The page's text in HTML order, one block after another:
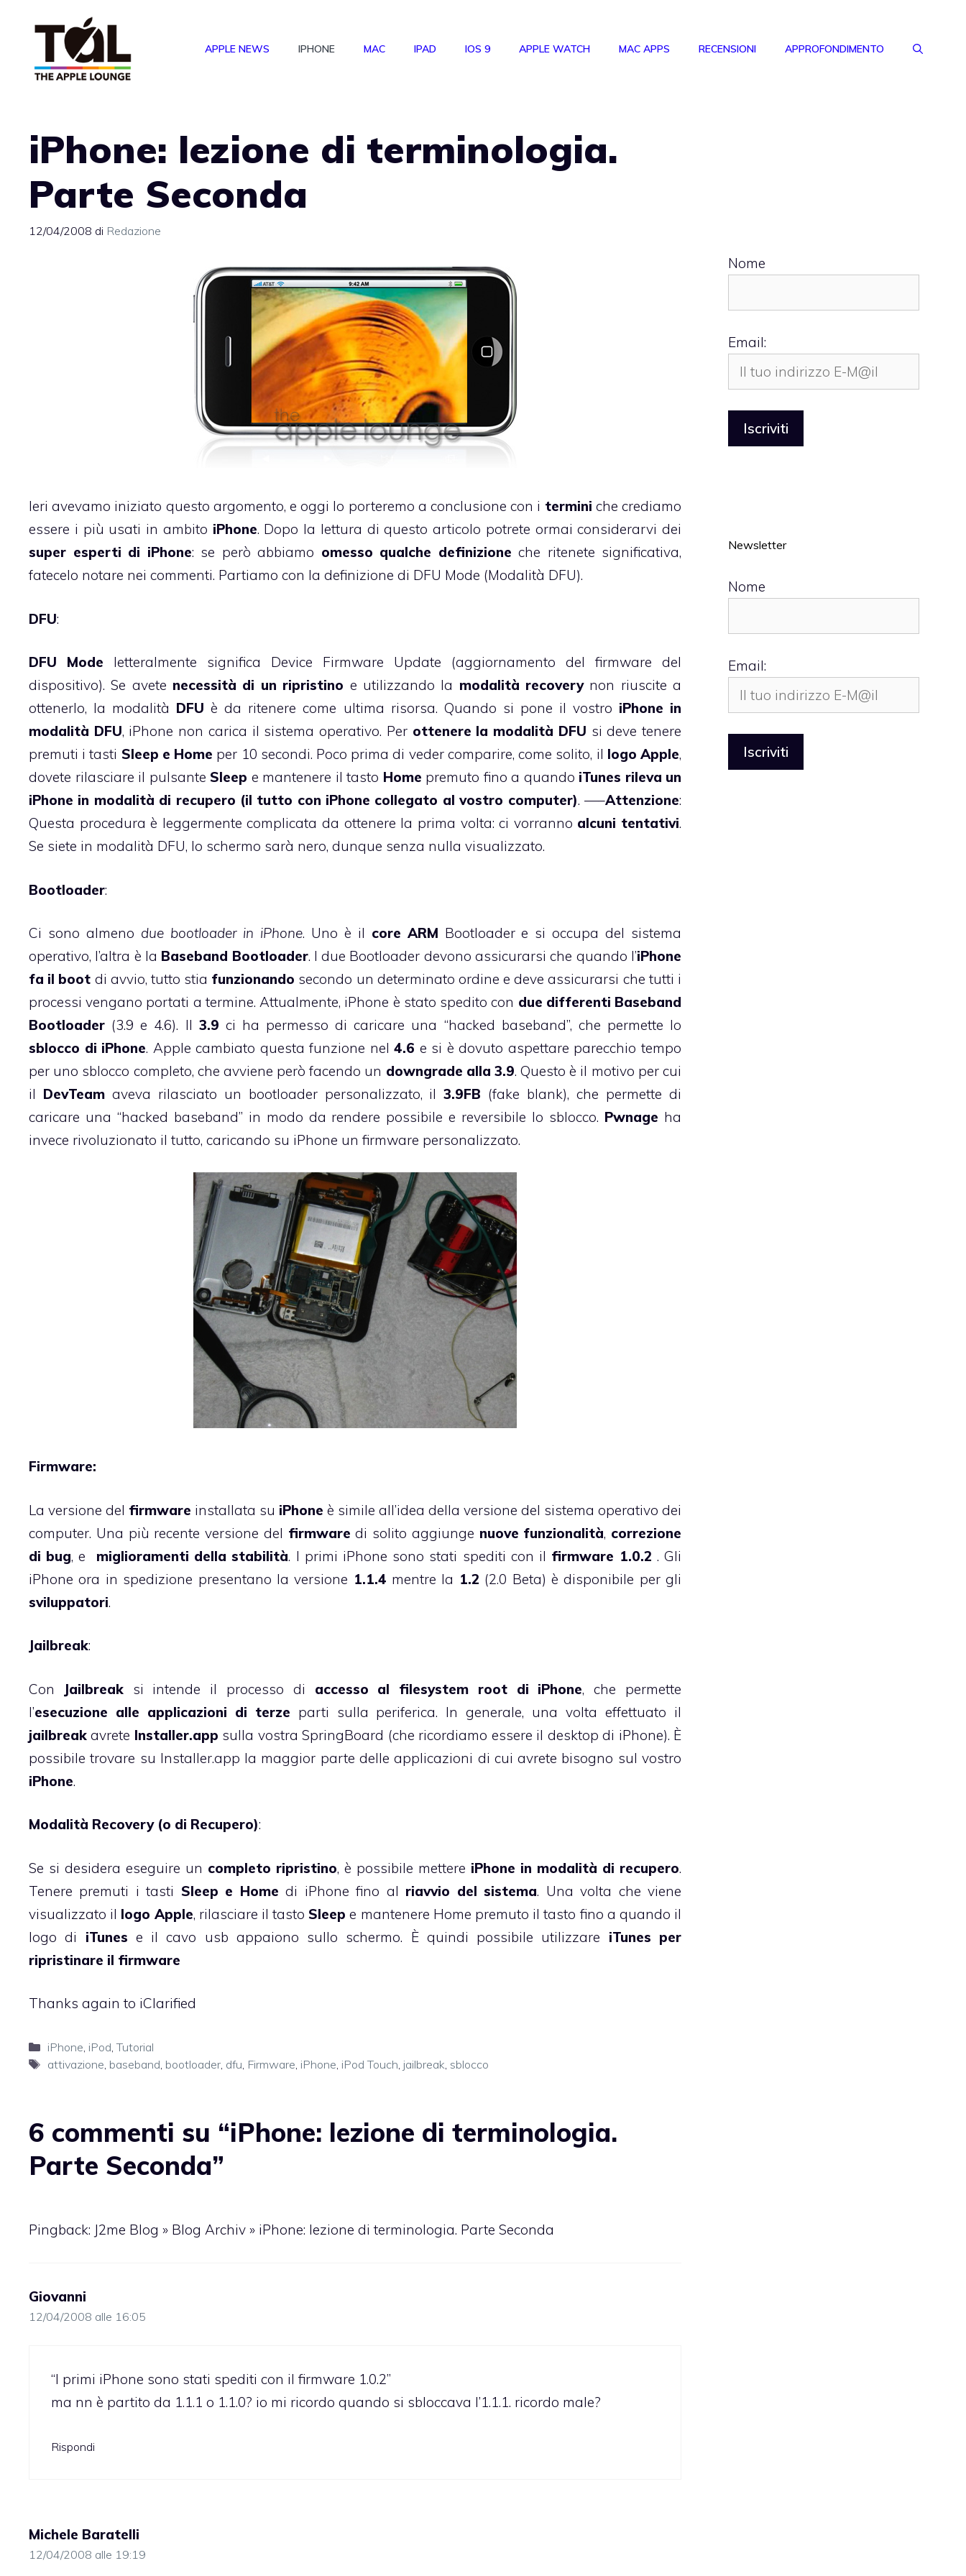
APPLE NEWS IPHONE MAC IPAD IOS 9 APPLE WATCH MAC APPS RECENSIONI APPROFONDIMENTO
iPhone: lezione di terminologia.
Parte Seconda
12/04/2008 di Redazione
Ieri avevamo iniziato questo argomento, e oggi lo porteremo a conclusione con i termini che crediamo
essere i più usati in ambito iPhone. Dopo la lettura di questo articolo potrete ormai considerarvi dei
super esperti di iPhone: se però abbiamo omesso qualche definizione che ritenete significativa,
fatecelo notare nei commenti. Partiamo con la definizione di DFU Mode (Modalità DFU).
DFU:
DFU Mode letteralmente significa Device Firmware Update (aggiornamento del firmware del
dispositivo). Se avete necessità di un ripristino e utilizzando la modalità recoverynon riuscite a
ottenerlo, la modalità DFU è da ritenere come ultima risorsa. Quando si pone il vostro iPhone in
modalità DFU, iPhone non carica il sistema operativo. Per ottenere la modalità DFU si deve tenere
premuti i tasti Sleep e Home per 10 secondi. Poco prima di veder comparire, come solito, il logo Apple,
dovete rilasciare il pulsante Sleep e mantenere il tasto Home premuto fino a quando iTunes rileva un
iPhone in modalità di recupero (il tutto con iPhone collegato al vostro computer). —–Attenzione:
Questa procedura è leggermente complicata da ottenere la prima volta: ci vorranno alcuni tentativi.
Se siete in modalità DFU, lo schermo sarà nero, dunque senza nulla visualizzato.
Bootloader:
Ci sono almeno due bootloader in iPhone. Uno è il core ARM Bootloader e si occupa del sistema
operativo, l’altra è la Baseband Bootloader. I due Bootloader devono assicurarsi che quando l’iPhone
fa il boot di avvio, tutto stia funzionando secondo un determinato ordine e deve assicurarsi che tutti i
processi vengano portati a termine. Attualmente, iPhone è stato spedito con due differenti Baseband
Bootloader (3.9 e 4.6). Il 3.9 ci ha permesso di caricare una “hacked baseband”, che permette lo
sblocco di iPhone. Apple cambiato questa funzione nel4.6 e si è dovuto aspettare parecchio tempo
per uno sblocco completo, che avviene però facendo un downgrade alla 3.9. Questo è il motivo per cui
il DevTeamaveva rilasciato un bootloader personalizzato, il3.9FB (fake blank), che permette di
caricare una “hacked baseband” in modo da rendere possibile e reversibile lo sblocco. Pwnage ha
invece rivoluzionato il tutto, caricando su iPhone un firmware personalizzato.
Firmware:
La versione del firmware installata su iPhone è simile all’idea della versione del sistema operativo dei
computer. Una più recente versione del firmware di solito aggiunge nuove funzionalità, correzione
di bug, e miglioramenti della stabilità. I primi iPhone sono stati spediti con il firmware 1.0.2 . Gli
iPhone ora in spedizione presentano la versione 1.1.4 mentre la 1.2 (2.0 Beta) è disponibile per gli
sviluppatori.
Jailbreak:
Con Jailbreaksi intende il processo di accesso al filesystem root di iPhone, che permette
l’esecuzione alle applicazioni di terze parti sulla periferica. In generale, una volta effettuato il
jailbreak avrete Installer.app sulla vostra SpringBoard (che ricordiamo essere il desktop di iPhone). È
possibile trovare su Installer.app la maggior parte delle applicazioni di cui avrete bisogno sul vostro
iPhone.
Modalità Recovery (o di Recupero):
Se si desidera eseguire un completo ripristino, è possibile mettere iPhone in modalità di recupero.
Tenere premuti i tasti Sleep e Home di iPhone fino al riavvio del sistema. Una volta che viene
visualizzato il logo Apple, rilasciare il tastoSleep e mantenere Home premuto il tasto fino a quando il
logo di iTunes e il cavo usb appaiono sullo schermo. È quindi possibile utilizzare iTunes per
ripristinare il firmware
Thanks again to iClarified
Categorie
iPhone iPod ,Tutorial
Tag
attivazione baseband bootloader, dfu Firmware iPhone iPod Touch jailbreak sblocco
6 commenti su “iPhone: lezione di terminologia.
Parte Seconda”
Pingback: J2me Blog » Blog Archiv » iPhone: lezione di terminologia. Parte Seconda
Giovanni
12/04/2008 alle 16:05
“I primi iPhone sono stati spediti con il firmware 1.0.2”
ma nn è partito da 1.1.1 o 1.1.0? io mi ricordo quando si sbloccava l’1.1.1. ricordo male?
Rispondi
Michele Baratelli
12/04/2008 alle 19:19
Nome
Email:
Newsletter
Nome
Email: